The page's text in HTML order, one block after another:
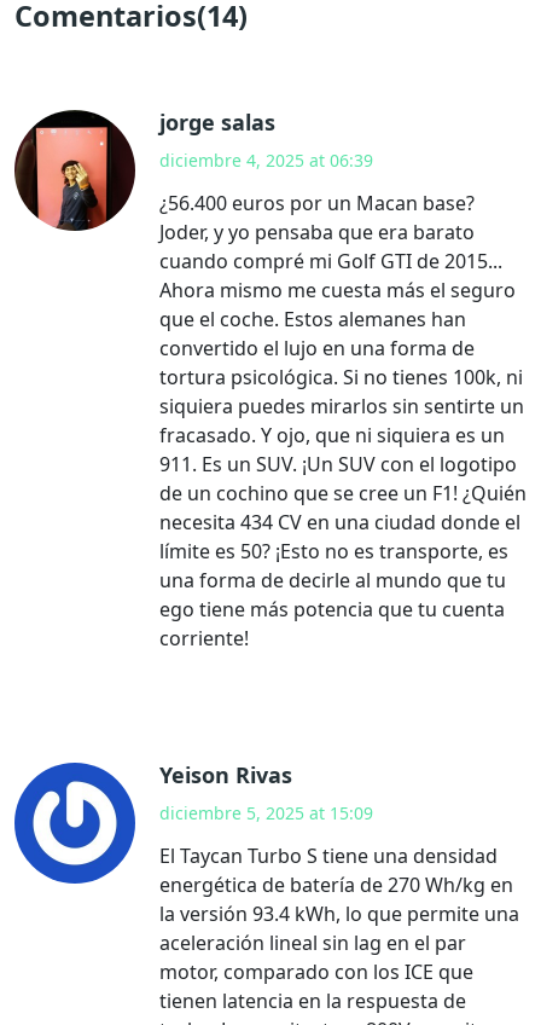
Comentarios(14)
jorge salas
diciembre 4, 2025 at 06:39
¿56.400 euros por un Macan base?
Joder, y yo pensaba que era barato
cuando compré mi Golf GTI de 2015...
Ahora mismo me cuesta más el seguro
que el coche. Estos alemanes han
convertido el lujo en una forma de
tortura psicológica. Si no tienes 100k, ni
siquiera puedes mirarlos sin sentirte un
fracasado. Y ojo, que ni siquiera es un
911. Es un SUV. ¡Un SUV con el logotipo
de un cochino que se cree un F1! ¿Quién
necesita 434 CV en una ciudad donde el
límite es 50? ¡Esto no es transporte, es
una forma de decirle al mundo que tu
ego tiene más potencia que tu cuenta
corriente!
Yeison Rivas
diciembre 5, 2025 at 15:09
El Taycan Turbo S tiene una densidad
energética de batería de 270 Wh/kg en
la versión 93.4 kWh, lo que permite una
aceleración lineal sin lag en el par
motor, comparado con los ICE que
tienen latencia en la respuesta de